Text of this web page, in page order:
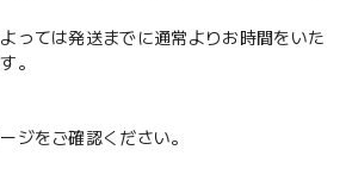
っては発送までに通常よりお時間をいた
。
ジをご確認ください。